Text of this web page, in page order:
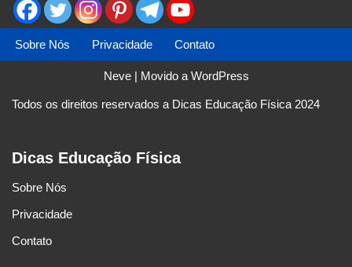
Sobre Nós Privacidade Contato
Neve| Movido a WordPress
Todos os direitos reservados a Dicas Educação Física 2024
Dicas Educação Física
Sobre Nós
Privacidade
Contato